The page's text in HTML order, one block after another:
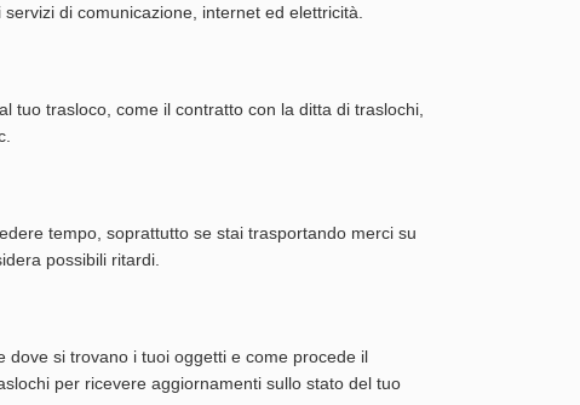
di comunicazione, internet ed elettricità.
tuo trasloco, come il contratto con la ditta di traslochi,
tempo, soprattutto se stai trasportando merci su
possibili ritardi.
si trovano i tuoi oggetti e come procede il
per ricevere aggiornamenti sullo stato del tuo